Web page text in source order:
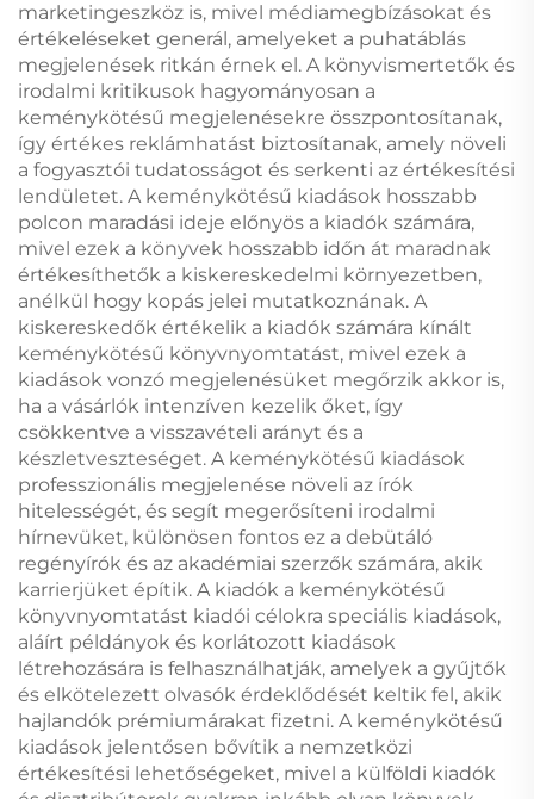
marketingeszköz is, mivel médiamegbízásokat és
értékeléseket generál, amelyeket a puhatáblás
megjelenések ritkán érnek el. A könyvismertetők és
irodalmi kritikusok hagyományosan a
keménykötésű megjelenésekre összpontosítanak,
így értékes reklámhatást biztosítanak, amely növeli
a fogyasztói tudatosságot és serkenti az értékesítési
lendületet. A keménykötésű kiadások hosszabb
polcon maradási ideje előnyös a kiadók számára,
mivel ezek a könyvek hosszabb időn át maradnak
értékesíthetők a kiskereskedelmi környezetben,
anélkül hogy kopás jelei mutatkoznának. A
kiskereskedők értékelik a kiadók számára kínált
keménykötésű könyvnyomtatást, mivel ezek a
kiadások vonzó megjelenésüket megőrzik akkor is,
ha a vásárlók intenzíven kezelik őket, így
csökkentve a visszavételi arányt és a
készletveszteséget. A keménykötésű kiadások
professzionális megjelenése növeli az írók
hitelességét, és segít megerősíteni irodalmi
hírnevüket, különösen fontos ez a debütáló
regényírók és az akadémiai szerzők számára, akik
karrierjüket építik. A kiadók a keménykötésű
könyvnyomtatást kiadói célokra speciális kiadások,
aláírt példányok és korlátozott kiadások
létrehozására is felhasználhatják, amelyek a gyűjtők
és elkötelezett olvasók érdeklődését keltik fel, akik
hajlandók prémiumárakat fizetni. A keménykötésű
kiadások jelentősen bővítik a nemzetközi
értékesítési lehetőségeket, mivel a külföldi kiadók